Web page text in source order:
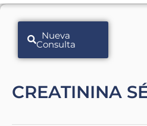
Nueva
Consulta
CREATININA